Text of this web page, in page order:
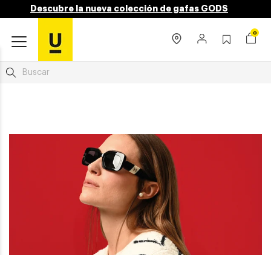
Descubre la nueva colección de gafas GODS
0